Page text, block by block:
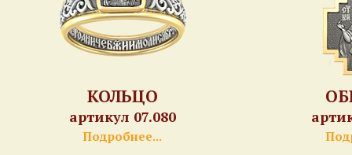
КОЛЬЦО
артикул 07.080
Подробнее...